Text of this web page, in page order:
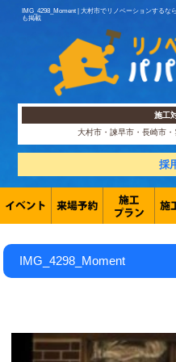
IMG_4298_Moment | 大村市でリノベーションする
も掲載
施工
大村市・諫早市・長崎市
採
IMG_4298_Moment